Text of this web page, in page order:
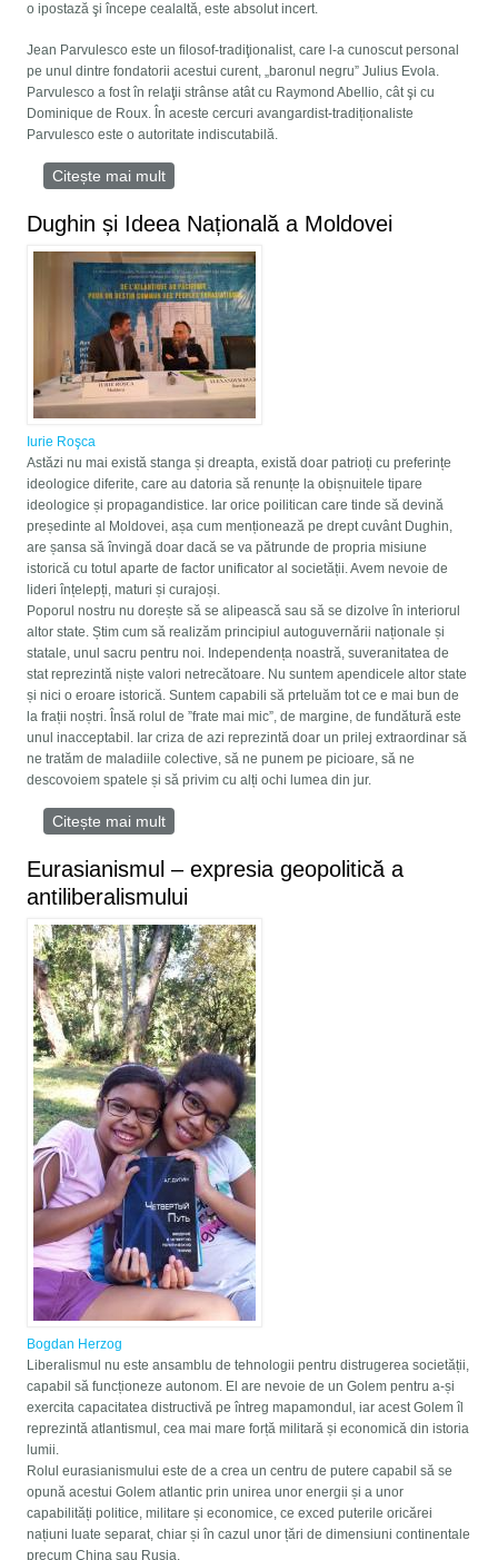
o ipostază şi începe cealaltă, este absolut incert.
Jean Parvulesco este un filosof-tradiţionalist, care l-a cunoscut personal
pe unul dintre fondatorii acestui curent, „baronul negru” Julius Evola.
Parvulesco a fost în relaţii strânse atât cu Raymond Abellio, cât şi cu
Dominique de Roux. În aceste cercuri avangardist-tradiționaliste
Parvulesco este o autoritate indiscutabilă.
Citește mai mult
Dughin și Ideea Națională a Moldovei
Iurie Roşca
Astăzi nu mai există stanga și dreapta, există doar patrioți cu preferințe
ideologice diferite, care au datoria să renunțe la obișnuitele tipare
ideologice și propagandistice. Iar orice poilitican care tinde să devină
președinte al Moldovei, așa cum menționează pe drept cuvânt Dughin,
are șansa să învingă doar dacă se va pătrunde de propria misiune
istorică cu totul aparte de factor unificator al societății. Avem nevoie de
lideri înțelepți, maturi și curajoși.
Poporul nostru nu dorește să se alipească sau să se dizolve în interiorul
altor state. Știm cum să realizăm principiul autoguvernării naționale și
statale, unul sacru pentru noi. Independența noastră, suveranitatea de
stat reprezintă niște valori netrecătoare. Nu suntem apendicele altor state
și nici o eroare istorică. Suntem capabili să prteluăm tot ce e mai bun de
la frații noștri. Însă rolul de ”frate mai mic”, de margine, de fundătură este
unul inacceptabil. Iar criza de azi reprezintă doar un prilej extraordinar să
ne tratăm de maladiile colective, să ne punem pe picioare, să ne
descovoiem spatele și să privim cu alți ochi lumea din jur.
Citește mai mult
Eurasianismul – expresia geopolitică a
antiliberalismului
Bogdan Herzog
Liberalismul nu este ansamblu de tehnologii pentru distrugerea societății,
capabil să funcționeze autonom. El are nevoie de un Golem pentru a-și
exercita capacitatea distructivă pe întreg mapamondul, iar acest Golem îl
reprezintă atlantismul, cea mai mare forță militară și economică din istoria
lumii.
Rolul eurasianismului este de a crea un centru de putere capabil să se
opună acestui Golem atlantic prin unirea unor energii și a unor
capabilități politice, militare și economice, ce exced puterile oricărei
națiuni luate separat, chiar și în cazul unor țări de dimensiuni continentale
precum China sau Rusia.